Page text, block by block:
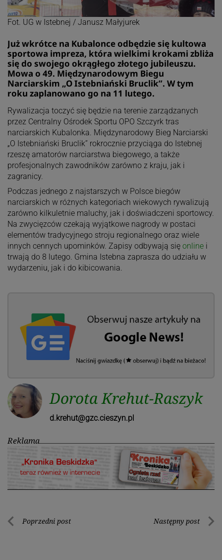
Fot. UG w Istebnej / Janusz Małyjurek
Już wkrótce na Kubalonce odbędzie się kultowa
sportowa impreza, która wielkimi krokami zbliża
się do swojego okrągłego złotego jubileuszu.
Mowa o 49. Międzynarodowym Biegu
Narciarskim „O Istebniański Bruclik”. W tym
roku zaplanowano go na 11 lutego.
Rywalizacja toczyć się będzie na terenie zarządzanych
przez Centralny Ośrodek Sportu OPO Szczyrk tras
narciarskich Kubalonka. Międzynarodowy Bieg Narciarski
„O Istebniański Bruclik” rokrocznie przyciąga do Istebnej
rzeszę amatorów narciarstwa biegowego, a także
profesjonalnych zawodników zarówno z kraju, jak i
zagranicy.
Podczas jednego z najstarszych w Polsce biegów
narciarskich w różnych kategoriach wiekowych rywalizują
zarówno kilkuletnie maluchy, jak i doświadczeni sportowcy.
Na zwycięzców czekają wyjątkowe nagrody w postaci
elementów tradycyjnego stroju regionalnego oraz wiele
innych cennych upominków. Zapisy odbywają się onlinei
trwają do 8 lutego. Gmina Istebna zaprasza do udziału w
wydarzeniu, jak i do kibicowania.
Dorota Krehut-Raszyk
d.krehut@gzc.cieszyn.pl
Reklama
Nawigacja
Poprzedni post Następny post